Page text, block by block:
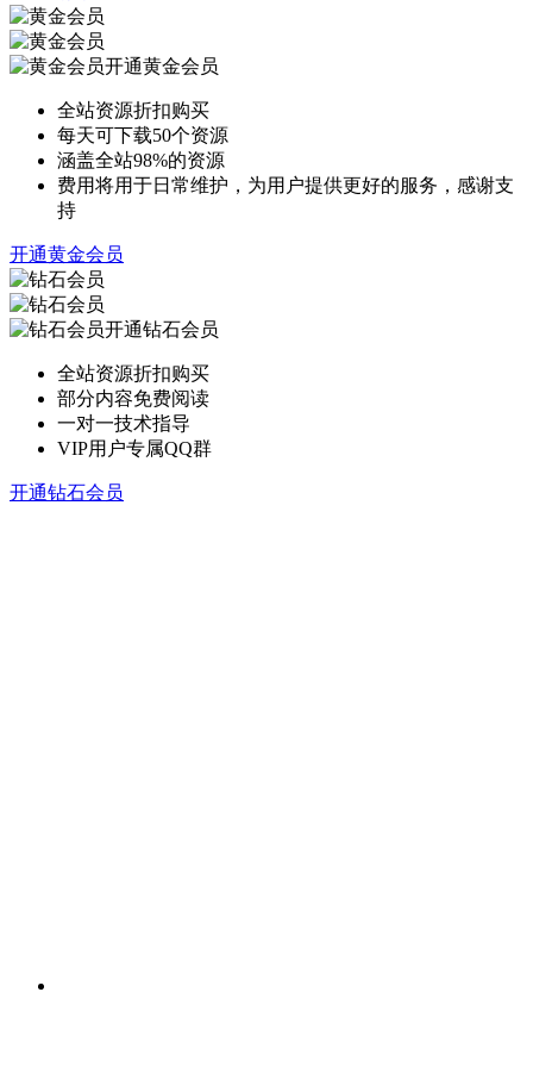
开通黄金会员
全站资源折扣购买
每天可下载50个资源
涵盖全站98%的资源
费用将用于日常维护，为用户提供更好的服务，感谢支
持
开通黄金会员
开通钻石会员
全站资源折扣购买
部分内容免费阅读
一对一技术指导
VIP用户专属QQ群
开通钻石会员